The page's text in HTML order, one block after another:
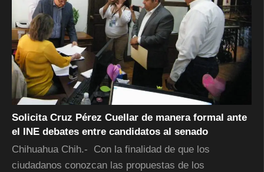
Solicita Cruz Pérez Cuellar de manera formal ante
el INE debates entre candidatos al senado
Chihuahua Chih.- Con la finalidad de que los
ciudadanos conozcan las propuestas de los